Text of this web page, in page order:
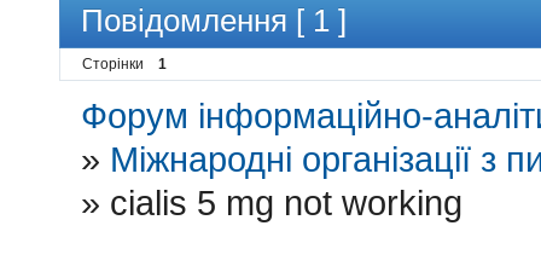
Повідомлення [ 1 ]
Сторінки 1
Форум інформаційно-
» Міжнародні організації з
» cialis 5 mg not working